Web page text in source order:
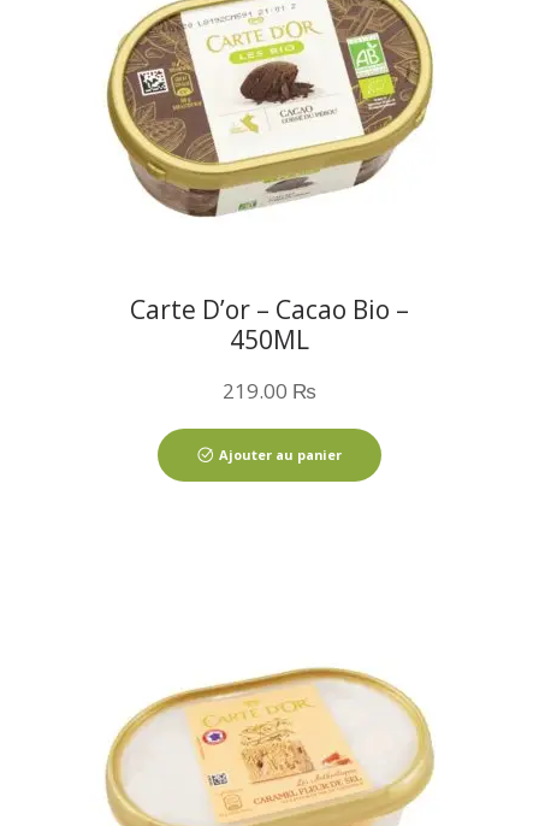
Carte D’or – Cacao Bio –
450ML
219.00 ₨
Ajouter au panier